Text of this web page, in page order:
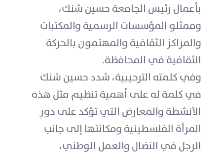
بأعمال رئيس الجامعة حسين شنك،
وممثلو المؤسسات الرسمية والمكتبات
والمراكز الثقافية والمهتمون بالحركة
الثقافية في المحافظة.
وفي كلمته الترحيبية، شدد حسين شنك
في كلمة له على أهمية تنظيم مثل هذه
الأنشطة والمعارض التي تؤكد على دور
المرأة الفلسطينية ومكانتها إلى جانب
الرجل في النضال والعمل الوطني،